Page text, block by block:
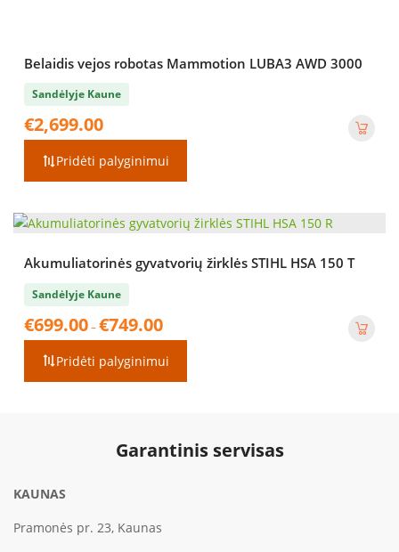
Belaidis vejos robotas Mammotion LUBA3 AWD 3000
Sandėlyje Kaune
€2,699.00
Pridėti palyginimui
Akumuliatorinės gyvatvorių žirklės STIHL HSA 150 T
Sandėlyje Kaune
€699.00–€749.00
€699.00
through
Pridėti palyginimui
Garantinis servisas
KAUNAS
Pramonės pr. 23, Kaunas